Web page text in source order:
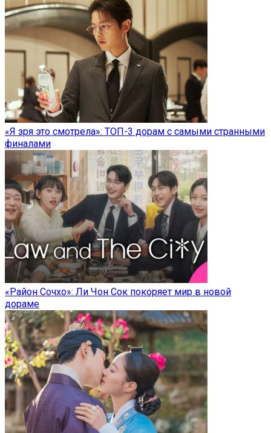
«Я зря это смотрела»: ТОП-3 дорам с самыми странными
финалами
«Район Сочхо»: Ли Чон Сок покоряет мир в новой
дораме